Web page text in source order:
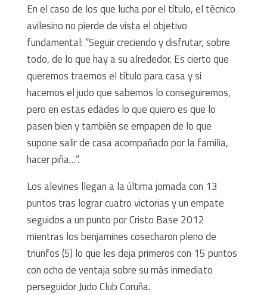
En el caso de los que lucha por el título, el técnico
avilesino no pierde de vista el objetivo
fundamental: “Seguir creciendo y disfrutar, sobre
todo, de lo que hay a su alrededor. Es cierto que
queremos traernos el título para casa y si
hacemos el judo que sabemos lo conseguiremos,
pero en estas edades lo que quiero es que lo
pasen bien y también se empapen de lo que
supone salir de casa acompañado por la familia,
hacer piña…”.
Los alevines llegan a la última jornada con 13
puntos tras lograr cuatro victorias y un empate
seguidos a un punto por Cristo Base 2012
mientras los benjamines cosecharon pleno de
triunfos (5) lo que les deja primeros con 15 puntos
con ocho de ventaja sobre su más inmediato
perseguidor Judo Club Coruña.